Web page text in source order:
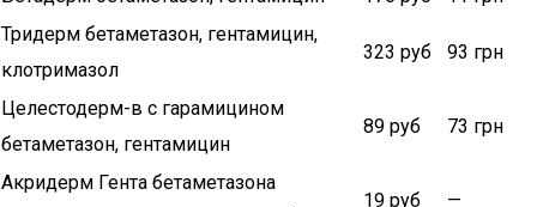
Тридерм бетаметазон, гентамицин,
клотримазол
323 руб 93 грн
Целестодерм-в с гарамицином
бетаметазон, гентамицин
89 руб 73 грн
Акридерм Гента бетаметазона
19 руб —